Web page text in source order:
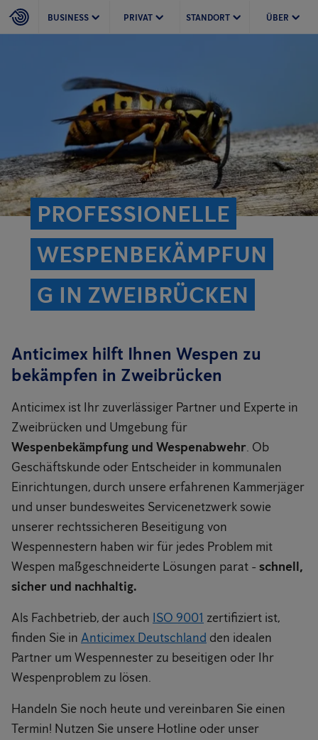
BUSINESS PRIVAT STANDORT ÜBER
PROFESSIONELLE
WESPENBEKÄMPFUN
G IN ZWEIBRÜCKEN
Anticimex hilft Ihnen Wespen zu
bekämpfen in Zweibrücken
Anticimex ist Ihr zuverlässiger Partner und Experte in
Zweibrücken und Umgebung für
Wespenbekämpfung und Wespenabwehr. Ob
Geschäftskunde oder Entscheider in kommunalen
Einrichtungen, durch unsere erfahrenen Kammerjäger
und unser bundesweites Servicenetzwerk sowie
unserer rechtssicheren Beseitigung von
Wespennestern haben wir für jedes Problem mit
Wespen maßgeschneiderte Lösungen parat - schnell,
sicher und nachhaltig.
Als Fachbetrieb, der auch ISO 9001 zertifiziert ist,
finden Sie in Anticimex Deutschland den idealen
Partner um Wespennester zu beseitigen oder Ihr
Wespenproblem zu lösen.
Handeln Sie noch heute und vereinbaren Sie einen
Termin! Nutzen Sie unsere Hotline oder unser